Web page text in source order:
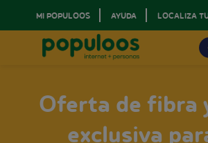
MI POPULOOS AYUDA LOCALIZA
Oferta de fibra
exclusiva